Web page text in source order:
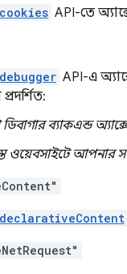
API-তে
API-এ
ডিবাগার ব্যাকএন্ড
ওয়েবসাইটে আপনার